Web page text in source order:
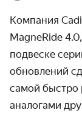
Компания
MagneRide
подвеске
обнов­лений
самой быстро
аналогами